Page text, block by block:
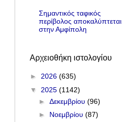
Σημαντικός ταφικός
περίβολος αποκαλύπτεται
στην Αμφίπολη
Αρχειοθήκη ιστολογίου
► 2026 (635)
▼ 2025 (1142)
► Δεκεμβρίου (96)
► Νοεμβρίου (87)